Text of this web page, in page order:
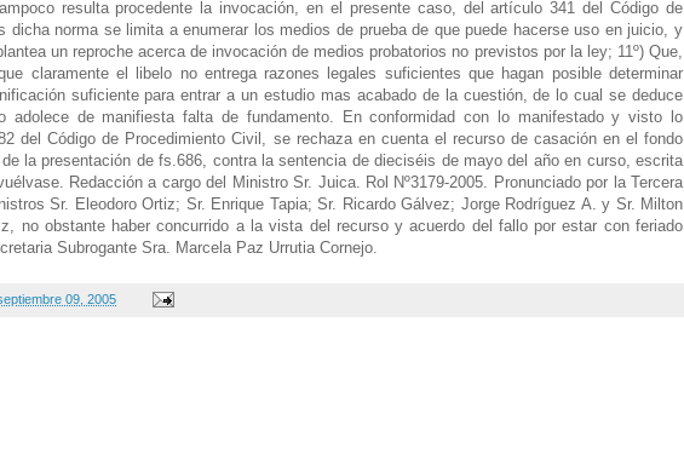
resulta procedente la invocación, en el presente caso, del artículo 341 del Código de
dicha norma se limita a enumerar los medios de prueba de que puede hacerse uso en juicio, y
un reproche acerca de invocación de medios probatorios no previstos por la ley; 11º) Que,
claramente el libelo no entrega razones legales suficientes que hagan posible determinar
suficiente para entrar a un estudio mas acabado de la cuestión, de lo cual se deduce
adolece de manifiesta falta de fundamento. En conformidad con lo manifestado y visto lo
del Código de Procedimiento Civil, se rechaza en cuenta el recurso de casación en el fondo
la presentación de fs.686, contra la sentencia de dieciséis de mayo del año en curso, escrita
Redacción a cargo del Ministro Sr. Juica. Rol Nº3179-2005. Pronunciado por la Tercera
Sr. Eleodoro Ortiz; Sr. Enrique Tapia; Sr. Ricardo Gálvez; Jorge Rodríguez A. y Sr. Milton
no obstante haber concurrido a la vista del recurso y acuerdo del fallo por estar con feriado
Subrogante Sra. Marcela Paz Urrutia Cornejo.
09, 2005